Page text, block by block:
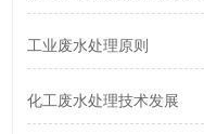
工业废水处理原则
化工废水处理技术发展